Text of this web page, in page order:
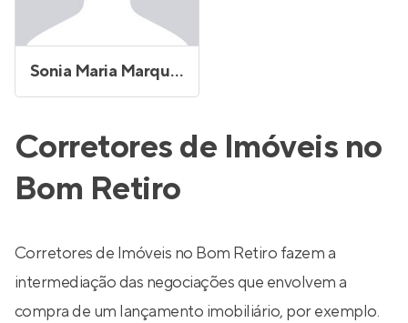
Sonia Maria Marquezine
Corretores de Imóveis no
Bom Retiro
Corretores de Imóveis no Bom Retiro fazem a
intermediação das negociações que envolvem a
compra de um lançamento imobiliário, por exemplo.